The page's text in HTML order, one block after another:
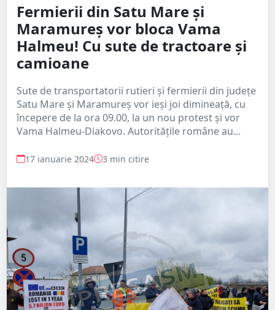
Fermierii din Satu Mare și
Maramureș vor bloca Vama
Halmeu! Cu sute de tractoare și
camioane
Sute de transportatorii rutieri şi fermierii din județe
Satu Mare și Maramureș vor ieși joi dimineaţă, cu
începere de la ora 09.00, la un nou protest și vor
Vama Halmeu-Diakovo. Autoritățile române au...
17 ianuarie 2024 3 min citire